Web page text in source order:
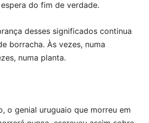
do fim de verdade.
desses significados continua
borracha. Às vezes, numa
numa planta.
o genial uruguaio que morreu em